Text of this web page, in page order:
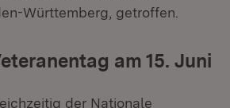
Württemberg, getroffen.
am 15. Juni
der Nationale